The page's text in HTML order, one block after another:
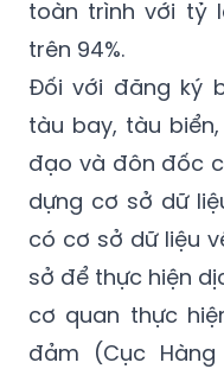
toàn trình với tỷ
trên 94%.
Đối với đăng ký
tàu bay, tàu
đạo và đôn đốc
dựng cơ sở dữ
có cơ sở dữ liệu
sở để thực hiện
cơ quan thực
đảm (Cục